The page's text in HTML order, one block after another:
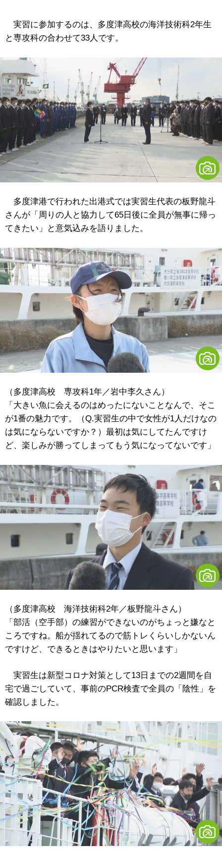
実習に参加するのは、多度津高校の海洋技術科2年生
と専攻科の合わせて33人です。
多度津港で行われた出港式では実習生代表の板野龍斗
さんが「周りの人と協力して65日後に全員が無事に帰っ
てきたい」と意気込みを語りました。
（多度津高校 専攻科1年／岩中李久さん）
「大きい魚に会えるのはめったにないことなんで、そこ
が1番の魅力です。（Q.実習生の中で女性が1人だけなの
は気にならないですか？）最初は気にしてたんですけ
ど、楽しみが勝ってしまってもう気になってないです」
（多度津高校 海洋技術科2年／板野龍斗さん）
「部活（空手部）の練習ができないのがちょっと嫌なと
ころですね。船が揺れてるので筋トレくらいしかないん
ですけど、できるときはやりたいと思います」
実習生は新型コロナ対策として13日までの2週間を自
宅で過ごしていて、事前のPCR検査で全員の「陰性」を
確認しました。